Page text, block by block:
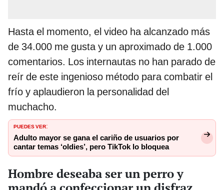
Hasta el momento, el video ha alcanzado más
de 34.000 me gusta y un aproximado de 1.000
comentarios. Los internautas no han parado de
reír de este ingenioso método para combatir el
frío y aplaudieron la personalidad del
muchacho.
PUEDES VER:
Adulto mayor se gana el cariño de usuarios por
cantar temas ‘oldies’, pero TikTok lo bloquea
Hombre deseaba ser un perro y